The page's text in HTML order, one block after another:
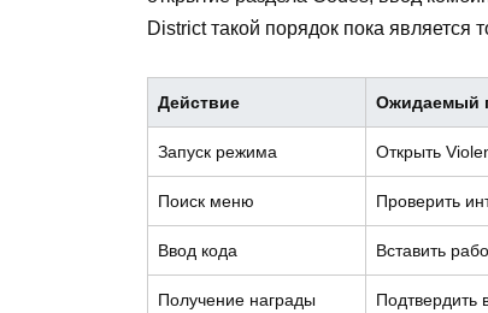
District такой порядок пока
Действие Ожидаемый
Запуск режима Открыть
Поиск меню Проверить
Ввод кода Вставить
Получение награды Подтвердить